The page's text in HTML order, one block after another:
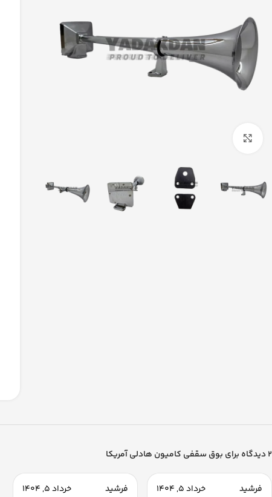
2 دیدگاه برای بوق سقفی کامیون هادلی آمریکا
فرشید خرداد 5, 1404 فرشید خرداد 5, 1404